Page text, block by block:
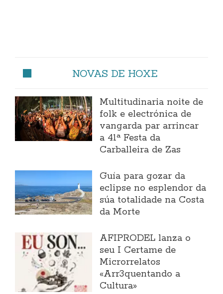
NOVAS DE HOXE
Multitudinaria noite de
folk e electrónica de
vangarda par arrincar
a 41ª Festa da
Carballeira de Zas
Guía para gozar da
eclipse no esplendor da
súa totalidade na Costa
da Morte
AFIPRODEL lanza o
seu I Certame de
Microrrelatos
«Arr3quentando a
Cultura»